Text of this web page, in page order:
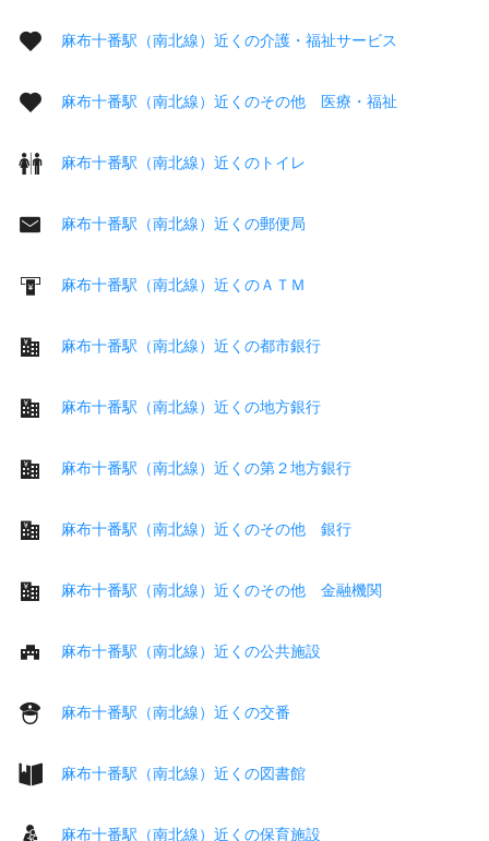
麻布十番駅（南北線）近くの介護・福祉サービス
麻布十番駅（南北線）近くのその他 医療・福祉
麻布十番駅（南北線）近くのトイレ
麻布十番駅（南北線）近くの郵便局
麻布十番駅（南北線）近くのＡＴＭ
麻布十番駅（南北線）近くの都市銀行
麻布十番駅（南北線）近くの地方銀行
麻布十番駅（南北線）近くの第２地方銀行
麻布十番駅（南北線）近くのその他 銀行
麻布十番駅（南北線）近くのその他 金融機関
麻布十番駅（南北線）近くの公共施設
麻布十番駅（南北線）近くの交番
麻布十番駅（南北線）近くの図書館
麻布十番駅（南北線）近くの保育施設